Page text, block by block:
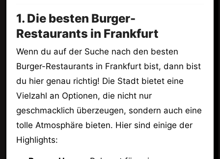
1. Die besten Burger-
Restaurants in Frankfurt
Wenn du auf der Suche nach den besten
Burger-Restaurants in Frankfurt bist, dann bist
du hier genau richtig! Die Stadt bietet eine
Vielzahl an Optionen, die nicht nur
geschmacklich überzeugen, sondern auch eine
tolle Atmosphäre bieten. Hier sind einige der
Highlights: